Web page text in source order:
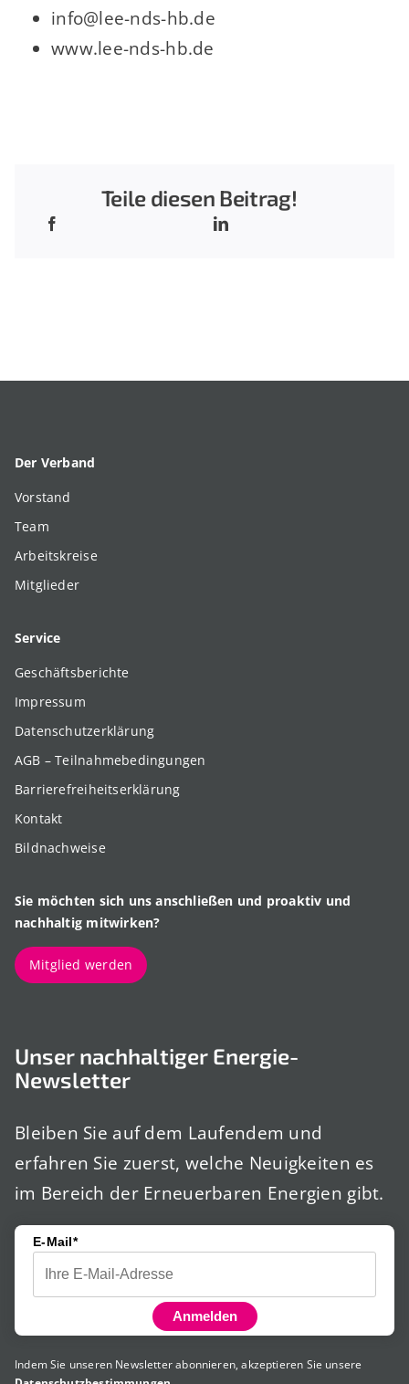
info@lee-nds-hb.de
www.lee-nds-hb.de
Teile diesen Beitrag!
Der Verband
Vorstand
Team
Arbeitskreise
Mitglieder
Service
Geschäftsberichte
Impressum
Datenschutzerklärung
AGB – Teilnahmebedingungen
Barrierefreiheitserklärung
Kontakt
Bildnachweise
Sie möchten sich uns anschließen und proaktiv und
nachhaltig mitwirken?
Mitglied werden
Unser nachhaltiger Energie-
Newsletter
Bleiben Sie auf dem Laufendem und
erfahren Sie zuerst, welche Neuigkeiten es
im Bereich der Erneuerbaren Energien gibt.
E-Mail*
Anmelden
Indem Sie unseren Newsletter abonnieren, akzeptieren Sie unsere